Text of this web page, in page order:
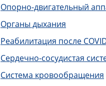
Опорно-двигательный
Органы дыхания
Реабилитация после
Сердечно-сосудистая
Система кровообращения